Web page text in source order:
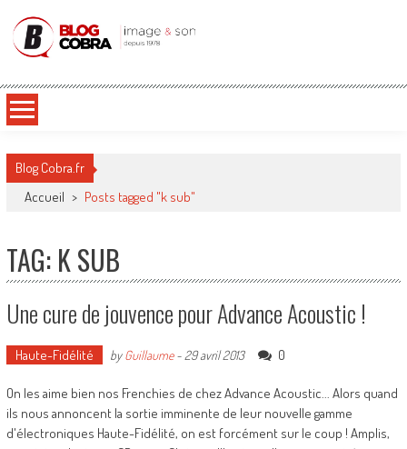
Blog Cobra
Blog Cobra.fr
Accueil > Posts tagged "k sub"
TAG: K SUB
Une cure de jouvence pour Advance Acoustic !
Haute-Fidélité byGuillaume- 29 avril 2013 0
On les aime bien nos Frenchies de chez Advance Acoustic... Alors quand
ils nous annoncent la sortie imminente de leur nouvelle gamme
d'électroniques Haute-Fidélité, on est forcément sur le coup ! Amplis,